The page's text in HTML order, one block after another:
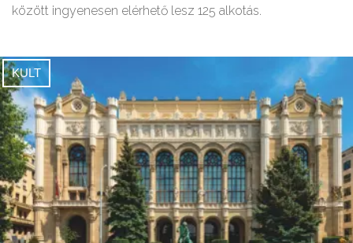
között ingyenesen elérhető lesz 125 alkotás.
KULT